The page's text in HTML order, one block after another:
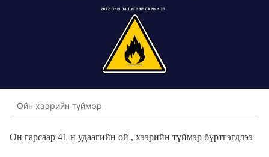
Ойн хээрийн түймэр
Он гарсаар 41-н удаагийн ой , хээрийн түймэр бүртгэгдлээ